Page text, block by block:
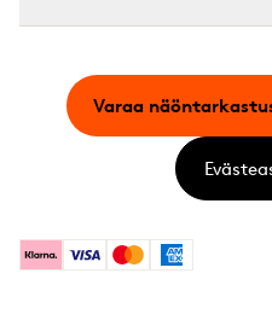
KlarnaVisa MastercardAmerican
Varaa